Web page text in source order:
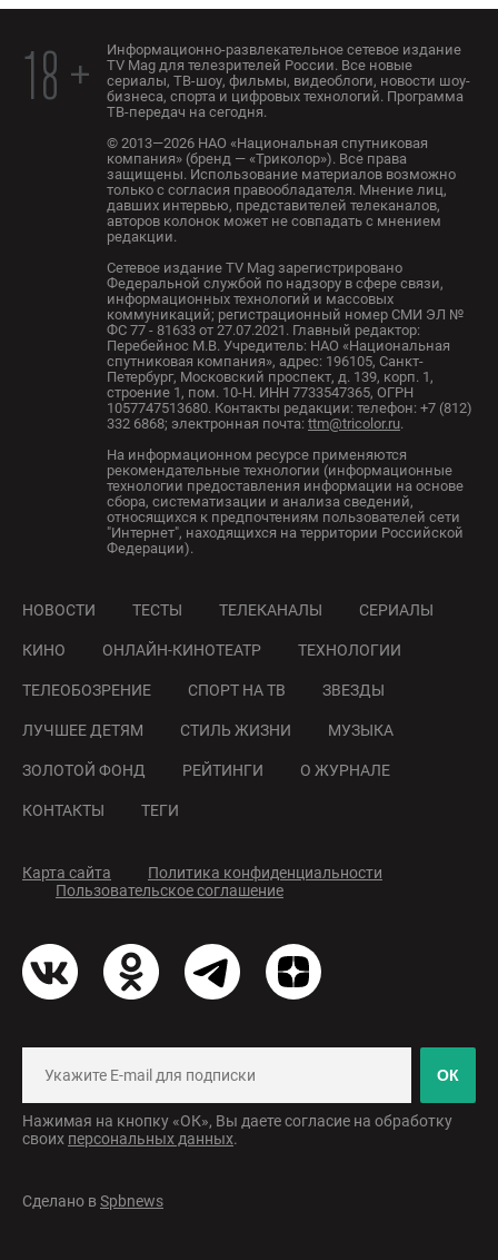
18 +
Информационно-развлекательное сетевое издание
TV Mag для телезрителей России. Все новые
сериалы, ТВ-шоу, фильмы, видеоблоги, новости шоу-
бизнеса, спорта и цифровых технологий. Программа
ТВ-передач на сегодня.
© 2013—2026 НАО «Национальная спутниковая
компания» (бренд — «Триколор»). Все права
защищены. Использование материалов возможно
только с согласия правообладателя. Мнение лиц,
давших интервью, представителей телеканалов,
авторов колонок может не совпадать с мнением
редакции.
Сетевое издание TV Mag зарегистрировано
Федеральной службой по надзору в сфере связи,
информационных технологий и массовых
коммуникаций; регистрационный номер СМИ ЭЛ №
ФС 77 - 81633 от 27.07.2021. Главный редактор:
Перебейнос М.В. Учредитель: НАО «Национальная
спутниковая компания», адрес: 196105, Санкт-
Петербург, Московский проспект, д. 139, корп. 1,
строение 1, пом. 10-Н. ИНН 7733547365, ОГРН
1057747513680. Контакты редакции: телефон: +7 (812)
332 6868; электронная почта: ttm@tricolor.ru.
На информационном ресурсе применяются
рекомендательные технологии (информационные
технологии предоставления информации на основе
сбора, систематизации и анализа сведений,
относящихся к предпочтениям пользователей сети
"Интернет", находящихся на территории Российской
Федерации).
НОВОСТИ ТЕСТЫ ТЕЛЕКАНАЛЫ СЕРИАЛЫ
КИНО ОНЛАЙН-КИНОТЕАТР ТЕХНОЛОГИИ
ТЕЛЕОБОЗРЕНИЕ СПОРТ НА ТВ ЗВЕЗДЫ
ЛУЧШЕЕ ДЕТЯМ СТИЛЬ ЖИЗНИ МУЗЫКА
ЗОЛОТОЙ ФОНД РЕЙТИНГИ О ЖУРНАЛЕ
КОНТАКТЫ ТЕГИ
Карта сайта
Политика конфиденциальности
Пользовательское соглашение
ОК
Нажимая на кнопку «ОК», Вы даете согласие на обработку
своих персональных данных.
Сделано вSpbnews